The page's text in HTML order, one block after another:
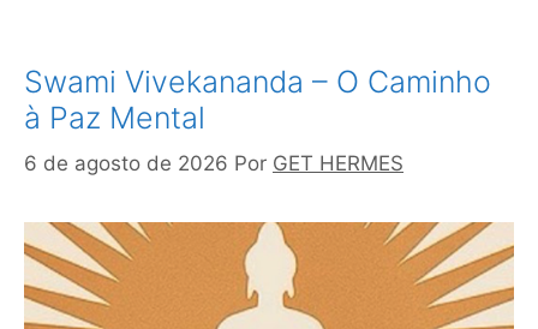
Swami Vivekananda – O Caminho
à Paz Mental
6 de agosto de 2026 Por GET HERMES